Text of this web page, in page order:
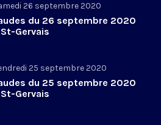
26 septembre 2020
du 26 septembre 2020
Gervais
25 septembre 2020
du 25 septembre 2020
Gervais